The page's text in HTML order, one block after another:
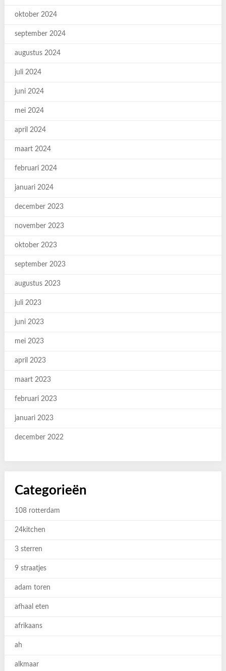
oktober 2024
september 2024
augustus 2024
juli 2024
juni 2024
mei 2024
april 2024
maart 2024
februari 2024
januari 2024
december 2023
november 2023
oktober 2023
september 2023
augustus 2023
juli 2023
juni 2023
mei 2023
april 2023
maart 2023
februari 2023
januari 2023
december 2022
Categorieën
108 rotterdam
24kitchen
3 sterren
9 straatjes
adam toren
afhaal eten
afrikaans
ah
alkmaar